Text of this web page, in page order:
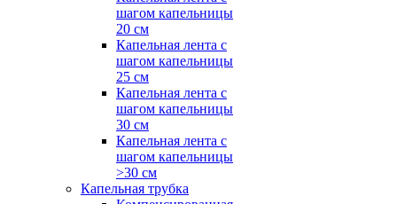
шагом капельницы
20 см
Капельная лента с
шагом капельницы
25 см
Капельная лента с
шагом капельницы
30 см
Капельная лента с
шагом капельницы
>30 см
Капельная трубка